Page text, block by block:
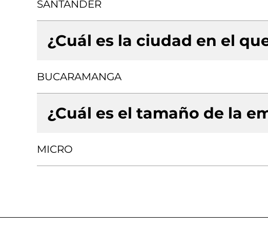
SANTANDER
¿Cuál es la ciudad en el
BUCARAMANGA
¿Cuál es el tamaño de la
MICRO